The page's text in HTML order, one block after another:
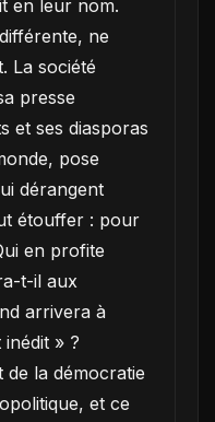
en leur nom.
ne
La société
presse
et ses diasporas
pose
dérangent
étouffer : pour
en profite
t-il aux
arrivera à
» ?
de la démocratie
et ce